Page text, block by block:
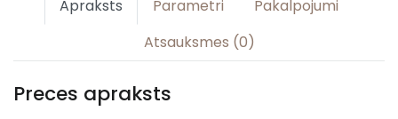
Apraksts Parametri
Pakalpojumi
Atsauksmes (0)
Preces apraksts